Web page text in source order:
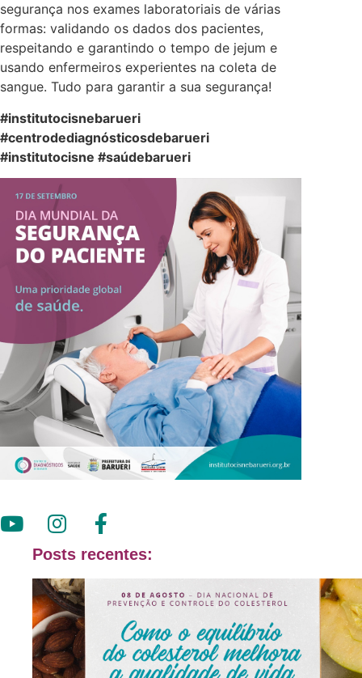
segurança nos exames laboratoriais de várias
formas: validando os dados dos pacientes,
respeitando e garantindo o tempo de jejum e
usando enfermeiros experientes na coleta de
sangue. Tudo para garantir a sua segurança!
#institutocisnebarueri
#centrodediagnósticosdebarueri
#institutocisne #saúdebarueri
Posts recentes: